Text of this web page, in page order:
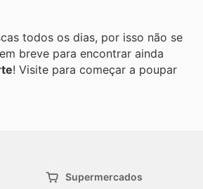
todos os dias, por isso não se
breve para encontrar ainda
! Visite para começar a poupar
Supermercados